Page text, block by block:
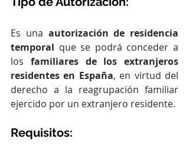
Es una autorización de residencia
temporal que se podrá conceder a
los familiares de los extranjeros
residentes en España, en virtud del
derecho a la reagrupación familiar
ejercido por un extranjero residente.
Requisitos: